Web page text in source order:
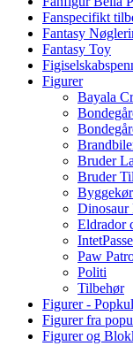
Fanspecifikt
Fantasy
Fantasy Toy
Figurer
Bayala
Bruder
Bruder
Dinosaur
Eldrador
Paw
Politi
Tilbehør
Figurer -
Figurer fra
Figurer og